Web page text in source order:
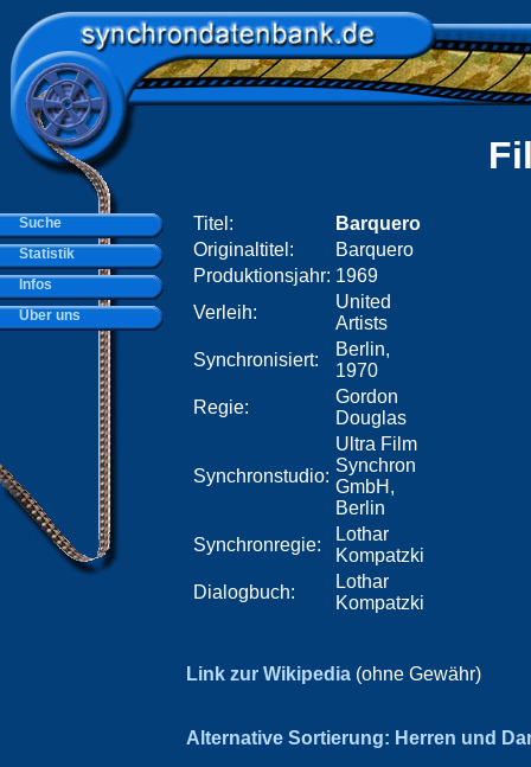
Titel:
Barquero
Originaltitel:
Barquero
Produktionsjahr: 1969
Verleih:
United
Artists
Synchronisiert:
Berlin,
1970
Regie:
Gordon
Douglas
Synchronstudio:
Ultra Film
Synchron
GmbH,
Berlin
Synchronregie:
Lothar
Kompatzki
Dialogbuch:
Lothar
Kompatzki
Link zur Wikipedia (ohne Gewähr)
Alternative Sortierung: Herren und
Suche
Statistik
Infos
Über uns